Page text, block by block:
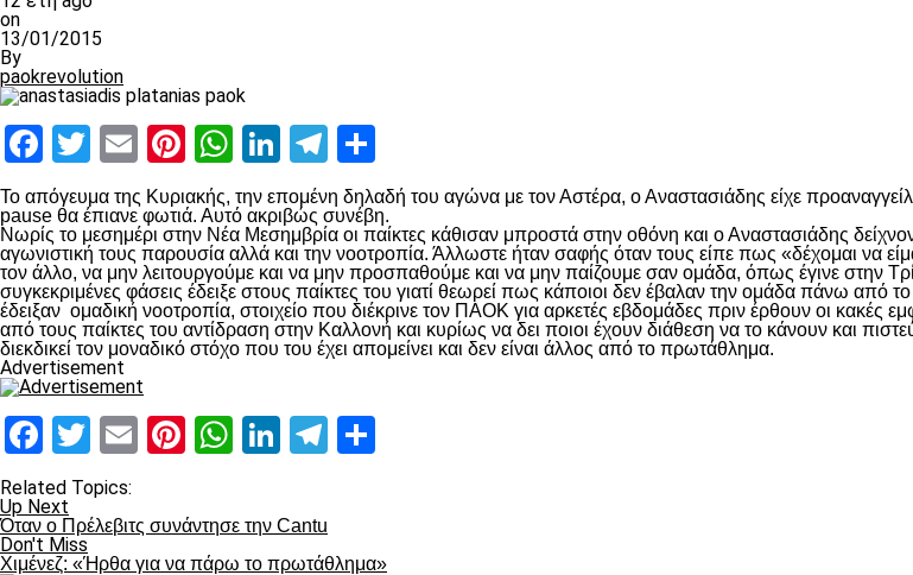
on
13/01/2015
By
paokrevolution
Facebook
Twitter
EmailPinterest
WhatsApp
LinkedIn
Telegram
Το απόγευμα της Κυριακής, την επομένη δηλαδή του αγώνα με τον Αστέρα, ο Αναστασιάδης είχε
pause θα έπιανε φωτιά. Αυτό ακριβώς συνέβη.
Νωρίς το μεσημέρι στην Νέα Μεσημβρία οι παίκτες κάθισαν μπροστά στην οθόνη και ο Αναστασιάδης
αγωνιστική τους παρουσία αλλά και την νοοτροπία. Άλλωστε ήταν σαφής όταν τους είπε πως «δέχομαι να
τον άλλο, να μην λειτουργούμε και να μην προσπαθούμε και να μην παίζουμε σαν ομάδα, όπως έγινε στην
συγκεκριμένες φάσεις έδειξε στους παίκτες του γιατί θεωρεί πως κάποιοι δεν έβαλαν την ομάδα πάνω από
έδειξαν ομαδική νοοτροπία, στοιχείο που διέκρινε τον ΠΑΟΚ για αρκετές εβδομάδες πριν έρθουν οι κακές
από τους παίκτες του αντίδραση στην Καλλονή και κυρίως να δει ποιοι έχουν διάθεση να το κάνουν και
διεκδικεί τον μοναδικό στόχο που του έχει απομείνει και δεν είναι άλλος από το πρωτάθλημα.
Advertisement
Facebook
Twitter
EmailPinterest
WhatsApp
LinkedIn
Telegram
Related Topics:
Up Next
Όταν ο Πρέλεβιτς συνάντησε την Cantu
Don't Miss
Χιμένεζ: «Ήρθα για να πάρω το πρωτάθλημα»